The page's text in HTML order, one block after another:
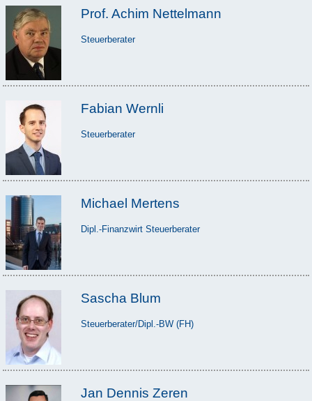
Prof. Achim Nettelmann
Steuerberater
Fabian Wernli
Steuerberater
Michael Mertens
Dipl.-Finanzwirt Steuerberater
Sascha Blum
Steuerberater/Dipl.-BW (FH)
Jan Dennis Zeren